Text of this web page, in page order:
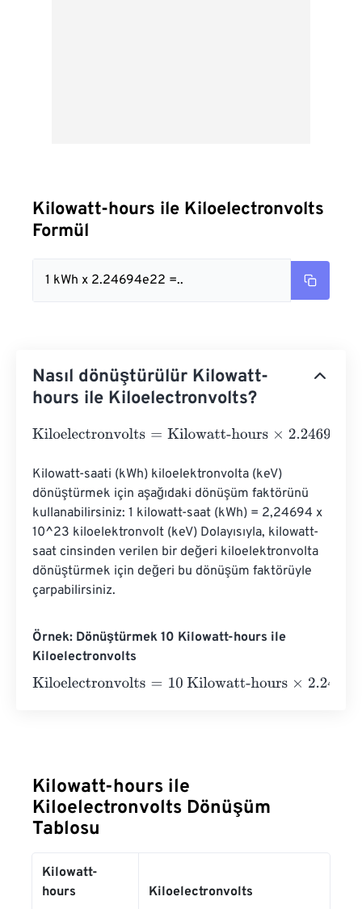
Kilowatt-hours ile Kiloelectronvolts
Formül
1 kWh x 2.24694e22 =..
Nasıl dönüştürülür Kilowatt-
hours ile Kiloelectronvolts?
Kiloelectronvolts=Kilowatt-hours×2.24694 e22
Kilowatt-saati (kWh) kiloelektronvolta (keV)
dönüştürmek için aşağıdaki dönüşüm faktörünü
kullanabilirsiniz: 1 kilowatt-saat (kWh) = 2,24694 x
10^23 kiloelektronvolt (keV) Dolayısıyla, kilowatt-
saat cinsinden verilen bir değeri kiloelektronvolta
dönüştürmek için değeri bu dönüşüm faktörüyle
çarpabilirsiniz.
Örnek: Dönüştürmek 10 Kilowatt-hours ile
Kiloelectronvolts
Kiloelectronvolts=10 Kilowatt-hours×2.24694e 22=
Kilowatt-hours ile
Kiloelectronvolts Dönüşüm
Tablosu
Kilowatt-
hours
Kiloelectronvolts